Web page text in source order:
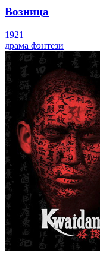
Возница
1921
драма фэнтези